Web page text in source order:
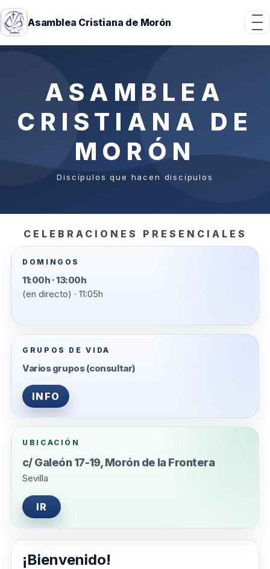
Asamblea Cristiana de Morón
ASAMBLEA
CRISTIANA DE
MORÓN
Discípulos que hacen discípulos
CELEBRACIONES PRESENCIALES
DOMINGOS
11:00h · 13:00h
(en directo) · 11:05h
GRUPOS DE VIDA
Varios grupos (consultar)
INFO
UBICACIÓN
c/ Galeón 17-19, Morón de la Frontera
Sevilla
IR
¡Bienvenido!